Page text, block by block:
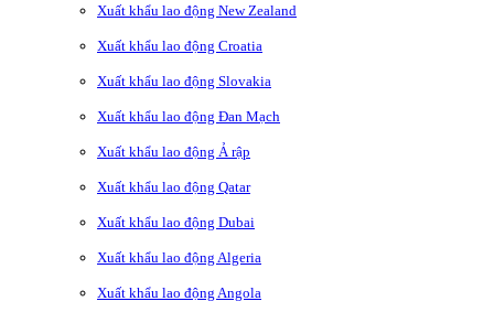
Xuất khẩu lao động New Zealand
Xuất khẩu lao động Croatia
Xuất khẩu lao động Slovakia
Xuất khẩu lao động Đan Mạch
Xuất khẩu lao động Ả rập
Xuất khẩu lao động Qatar
Xuất khẩu lao động Dubai
Xuất khẩu lao động Algeria
Xuất khẩu lao động Angola